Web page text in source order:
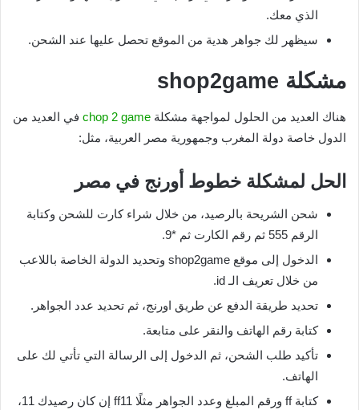
الذي معك.
سيظهر لك جواهر هدية من الموقع تحصل عليها عند الشحن.
مشكلة shop2game
هناك العديد من الحلول لمواجهة مشكلة chop 2 game في العديد من
الدول خاصة دولة المغرب وجمهورية مصر العربية، مثل:
الحل لمشكلة خطوط أورنج في مصر
شحن الشريحة بالرصيد، من خلال شراء كارت للشحن وكتابة
الرقم 555 ثم رقم الكارت ثم *9.
الدخول إلى موقع shop2game وتحديد الدولة الخاصة باللاعب
من خلال تعريف الـ id.
تحديد طريقة الدفع عن طريق اورنج، ثم تحديد عدد الجواهر.
كتابة رقم الهاتف والنقر على متابعة.
تأكيد طلب الشحن، ثم الدخول إلى الرسالة التي تأتي لك على
الهاتف.
كتابة ff ورقم المبلغ وعدد الجواهر مثلًا ff11 إن كان رصيدك 11،